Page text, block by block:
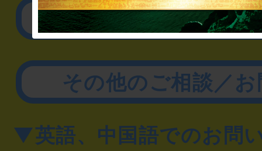
取材に関するお
その他のご相談／
▼英語、中国語でのお問